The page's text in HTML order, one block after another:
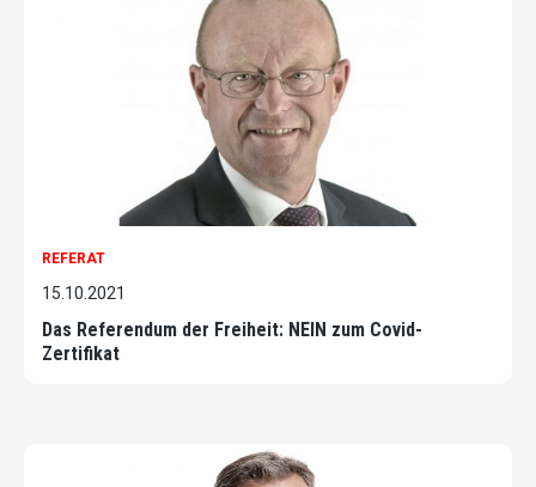
REFERAT
15.10.2021
Das Referendum der Freiheit: NEIN zum Covid-
Zertifikat